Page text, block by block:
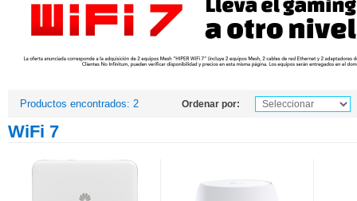
Productos encontrados: 2 Ordenar por:
WiFi 7